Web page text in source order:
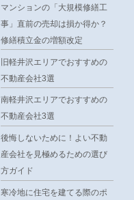
マンションの「大規模修繕工
事」直前の売却は損か得か？
修繕積立金の増額改定
旧軽井沢エリアでおすすめの
不動産会社3選
南軽井沢エリアでおすすめの
不動産会社3選
後悔しないために！よい不動
産会社を見極めるための選び
方ガイド
寒冷地に住宅を建てる際のポ